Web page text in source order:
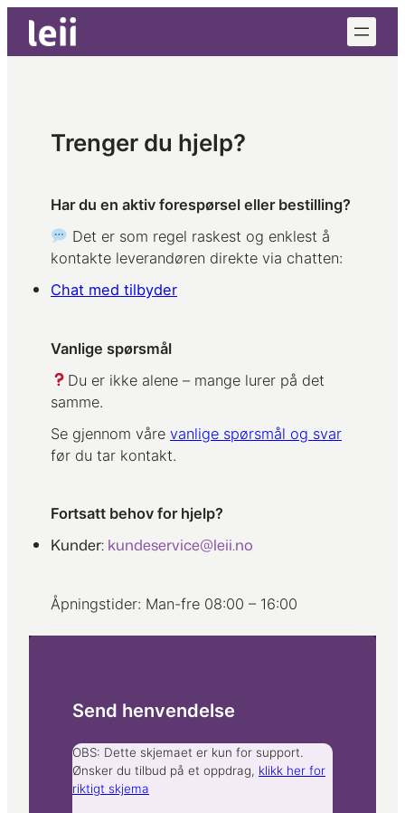
Hopp
innhold
Trenger du hjelp?
Har du en aktiv forespørsel eller bestilling?
Det er som regel raskest og enklest å
kontakte leverandøren direkte via chatten:
Chat med tilbyder
Vanlige spørsmål
Du er ikke alene – mange lurer på det
samme.
Se gjennom våre vanlige spørsmål og svar
før du tar kontakt.
Fortsatt behov for hjelp?
Kunder: kundeservice@leii.no
Åpningstider: Man-fre 08:00 – 16:00
Send henvendelse
OBS: Dette skjemaet er kun for support.
Ønsker du tilbud på et oppdrag, klikk her for
riktigt skjema